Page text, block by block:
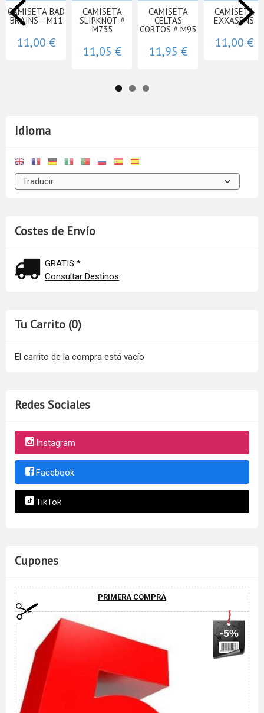
Idioma
Costes de Envío
GRATIS *
Consultar Destinos
Tu Carrito (0)
El carrito de la compra está vacío
Redes Sociales
Instagram
Facebook
TikTok
Cupones
PRIMERA COMPRA
-5%
CAMISETA BAD
BRAINS - M11
11,00 €
CAMISETA
SLIPKNOT #
M735
11,05 €
CAMISETA
CELTAS
CORTOS # M95
11,95 €
CAMISETA
EXXASENS
11,00 €